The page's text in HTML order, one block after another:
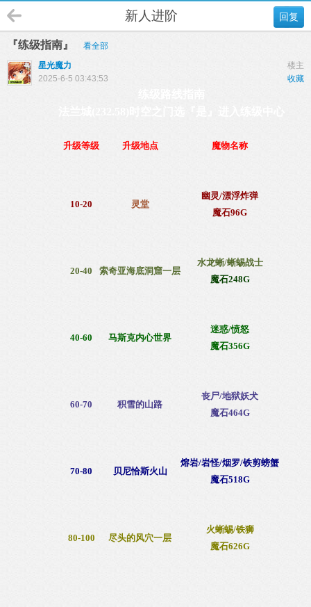
回复
新人进阶
『练级指南』
看全部
楼主
星光魔力
收藏
2025-6-5 03:43:53
升级等级 升级地点 魔物名称
10-20 灵堂
幽灵/漂浮炸弹
魔石96G
20-40 索奇亚海底洞窟一层
水龙蜥/蜥蜴战士
魔石248G
40-60 马斯克内心世界
迷惑/愤怒
魔石356G
60-70 积雪的山路
丧尸/地狱妖犬
魔石464G
70-80 贝尼恰斯火山
熔岩/岩怪/烟罗/铁剪螃蟹
魔石518G
80-100 尽头的风穴一层
火蜥蜴/铁狮
魔石626G